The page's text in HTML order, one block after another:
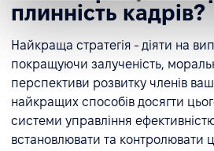
плинність кадрів?
Найкраща стратегія - діяти на
покращуючи залученість,
перспективи розвитку членів
найкращих способів досягти
системи управління
встановлювати та контролювати